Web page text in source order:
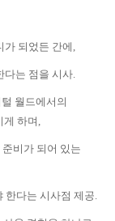
가 되었든 간에
다는 점을 시사.
월드에서의
게 하며
비가 되어 있는
한다는 시사점 제공